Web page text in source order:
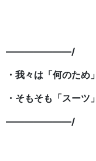
———————/
・我々は「何のため
・そもそも「スー
———————/